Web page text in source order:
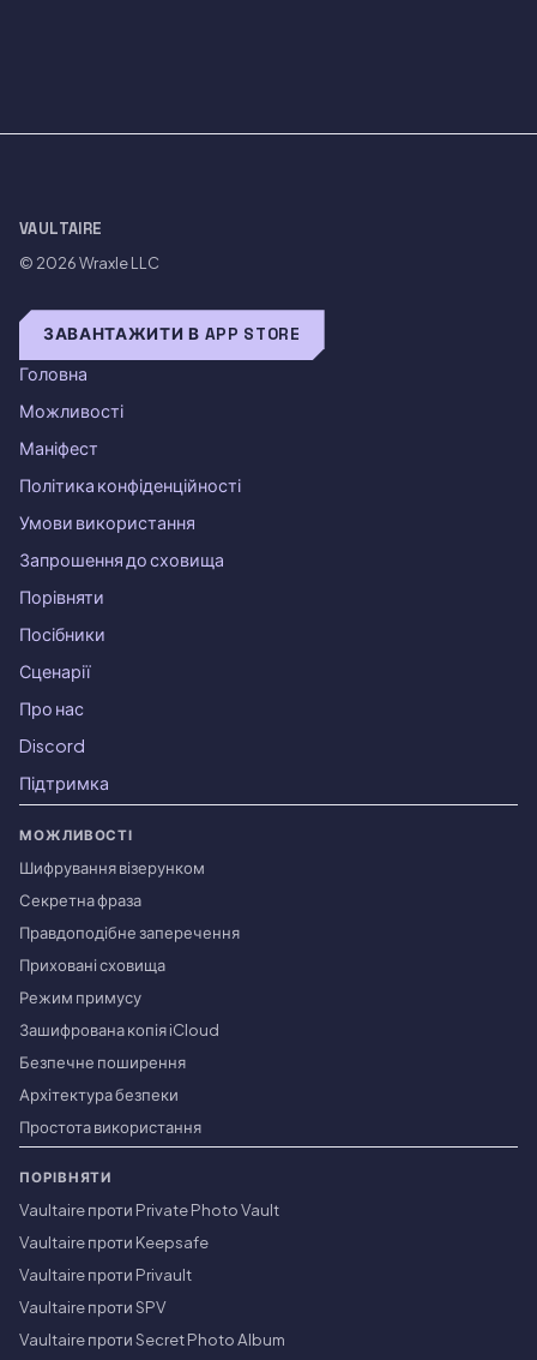
VAULTAIRE
© 2026Wraxle LLC
ЗАВАНТАЖИТИ В APP STORE
Головна
Можливості
Маніфест
Політика конфіденційності
Умови використання
Запрошення до сховища
Порівняти
Посібники
Сценарії
Про нас
Discord
Підтримка
МОЖЛИВОСТІ
Шифрування візерунком
Секретна фраза
Правдоподібне заперечення
Приховані сховища
Режим примусу
Зашифрована копія iCloud
Безпечне поширення
Архітектура безпеки
Простота використання
ПОРІВНЯТИ
Vaultaire проти Private Photo Vault
Vaultaire проти Keepsafe
Vaultaire проти Privault
Vaultaire проти SPV
Vaultaire проти Secret Photo Album